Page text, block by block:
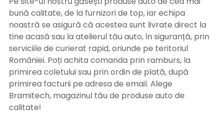
bună calitate, de la furnizori de top, iar echipa
noastră se asigură că acestea sunt livrate direct la
tine acasă sau la atelierul tău auto, în siguranță, prin
serviciile de curierat rapid, oriunde pe teritoriul
României. Poți achita comanda prin ramburs, la
primirea coletului sau prin ordin de plată, după
primirea facturii pe adresa de email. Alege
Bramitech, magazinul tău de produse auto de
calitate!